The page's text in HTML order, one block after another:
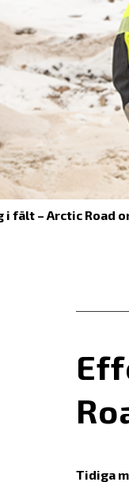
fält – Arctic Road
Tidiga